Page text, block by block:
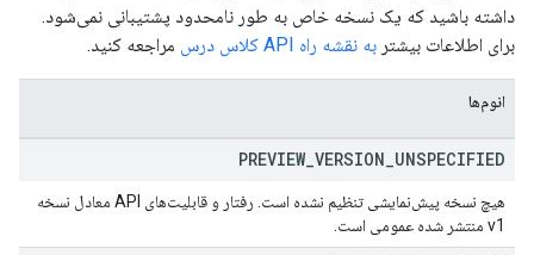
داشته باشید که یک نسخه خاص به طور نامحدود پشتیبانی نمی‌شود.
برای اطلاعات بیشتر به نقشه راه API کلاس درس مراجعه کنید.
انوم‌ها
PREVIEW_ VERSION UNSPECIFIED
هیچ نسخه پیش‌نمایشی تنظیم نشده است. رفتار و قابلیت‌های API معادل نسخه
v1 منتشر شده عمومی است.